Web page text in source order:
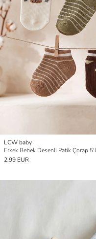
LCW baby
Erkek Bebek Desenli Patik Çorap
2.99 EUR